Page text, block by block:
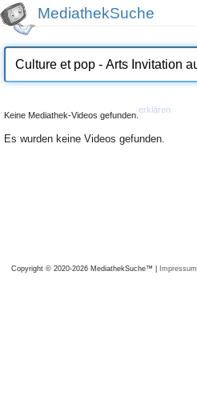
MediathekSuche
Keine Mediathek-Videos gefunden.
erklären
Es wurden keine Videos gefunden.
Copyright © 2020-2026 MediathekSuche™ | Impressum